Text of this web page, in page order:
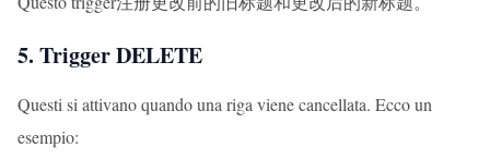
5. Trigger DELETE
Questi si attivano quando una riga viene cancellata. Ecco un
esempio: